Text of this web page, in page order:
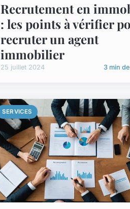
Recrutement en
: les points à vérifier
recruter un agent
immobilier
25 juillet 2024 3 min
SERVICES